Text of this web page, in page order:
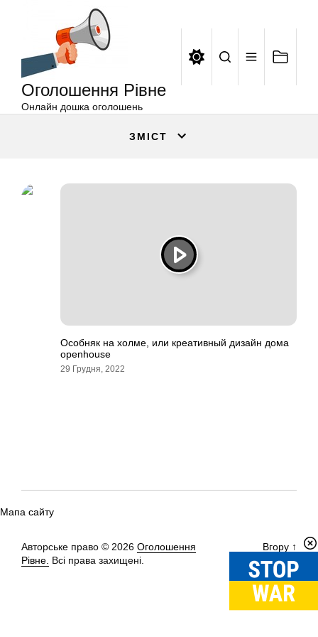
Оголошення Рівне
Онлайн дошка оголошень
ЗМІСТ
Особняк на холме, или креативный дизайн дома
openhouse
29 Грудня, 2022
Мапа сайту
Авторське право © 2026 Оголошення
Рівне. Всі права захищені.
Вгору ↑